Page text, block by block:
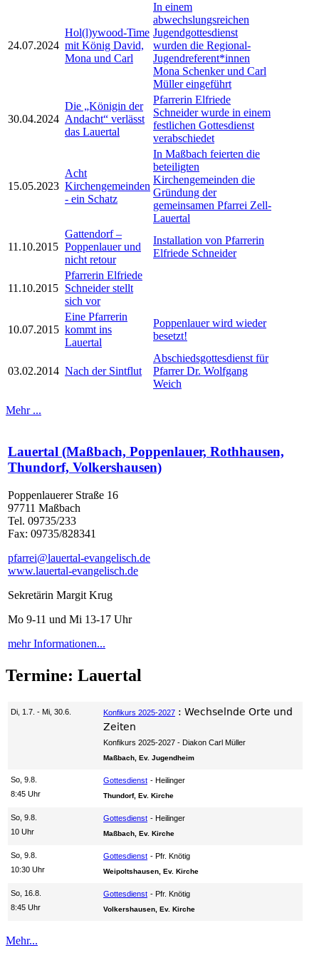
24.07.2024
Hol(l)ywood-Time
mit König David,
Mona und Carl
In einem
abwechslungsreichen
Jugendgottesdienst
wurden die Regional-
Jugendreferent*innen
Mona Schenker und Carl
Müller eingeführt
30.04.2024
Die „Königin der
Andacht“ verlässt
das Lauertal
Pfarrerin Elfriede
Schneider wurde in einem
festlichen Gottesdienst
verabschiedet
15.05.2023
Acht
Kirchengemeinden
- ein Schatz
In Maßbach feierten die
beteiligten
Kirchengemeinden die
Gründung der
gemeinsamen Pfarrei Zell-
Lauertal
11.10.2015
Gattendorf –
Poppenlauer und
nicht retour
Installation von Pfarrerin
Elfriede Schneider
11.10.2015
Pfarrerin Elfriede
Schneider stellt
sich vor
10.07.2015
Eine Pfarrerin
kommt ins
Lauertal
Poppenlauer wird wieder
besetzt!
03.02.2014 Nach der Sintflut
Abschiedsgottesdienst für
Pfarrer Dr. Wolfgang
Weich
Mehr ...
Lauertal (Maßbach, Poppenlauer, Rothhausen,
Thundorf, Volkershausen)
Poppenlauerer Straße 16
97711 Maßbach
Tel. 09735/233
Fax: 09735/828341
pfarrei@lauertal-evangelisch.de
www.lauertal-evangelisch.de
Sekretärin Margit Krug
Mo 9-11 und Mi 13-17 Uhr
mehr Informationen...
Termine: Lauertal
Di, 1.7. - Mi, 30.6. Konfikurs 2025-2027 : Wechselnde Orte und
Zeiten
Konfikurs 2025-2027 Diakon Carl Müller
Maßbach, Ev. Jugendheim
So, 9.8.
8:45 Uhr
Gottesdienst Heilinger
Thundorf, Ev. Kirche
So, 9.8.
10 Uhr
Gottesdienst Heilinger
Maßbach, Ev. Kirche
So, 9.8.
10:30 Uhr
Gottesdienst Pfr. Knötig
Weipoltshausen, Ev. Kirche
So, 16.8.
8:45 Uhr
Gottesdienst Pfr. Knötig
Volkershausen, Ev. Kirche
Mehr...